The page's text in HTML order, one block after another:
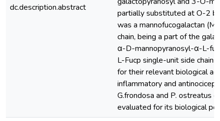
dc.description.abstract
partially substituted at O-2
was a mannofucogalactan
chain, being a part of the
α-D-mannopyranosyl-α-L-
L-Fucp single-unit side
for their relevant biological
inflammatory and
G.frondosa and P. ostreatus
evaluated for its biological